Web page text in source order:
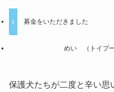
募金をいただきました
めい （トイプー
保護犬たちが二度と辛い思